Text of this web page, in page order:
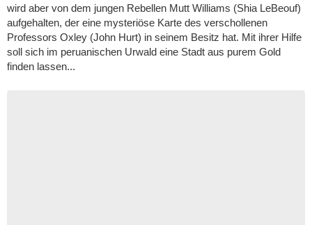
wird aber von dem jungen Rebellen Mutt Williams (Shia LeBeouf)
aufgehalten, der eine mysteriöse Karte des verschollenen
Professors Oxley (John Hurt) in seinem Besitz hat. Mit ihrer Hilfe
soll sich im peruanischen Urwald eine Stadt aus purem Gold
finden lassen...